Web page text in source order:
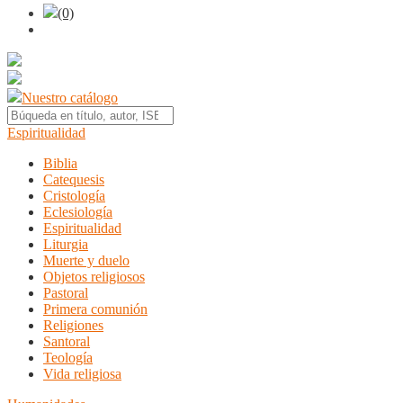
(0)
Nuestro catálogo
Espiritualidad
Biblia
Catequesis
Cristología
Eclesiología
Espiritualidad
Liturgia
Muerte y duelo
Objetos religiosos
Pastoral
Primera comunión
Religiones
Santoral
Teología
Vida religiosa